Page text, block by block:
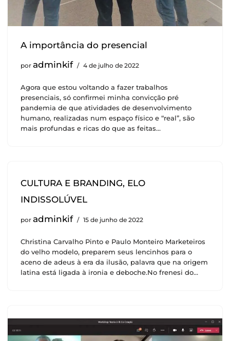
A importância do presencial
por adminkif 4 de julho de 2022
Agora que estou voltando a fazer trabalhos
presenciais, só confirmei minha convicção pré
pandemia de que atividades de desenvolvimento
humano, realizadas num espaço físico e “real”, são
mais profundas e ricas do que as feitas…
CULTURA E BRANDING, ELO
INDISSOLÚVEL
por adminkif 15 de junho de 2022
Christina Carvalho Pinto e Paulo Monteiro Marketeiros
do velho modelo, preparem seus lencinhos para o
aceno de adeus à era da ilusão, palavra que na origem
latina está ligada à ironia e deboche.No frenesi do…